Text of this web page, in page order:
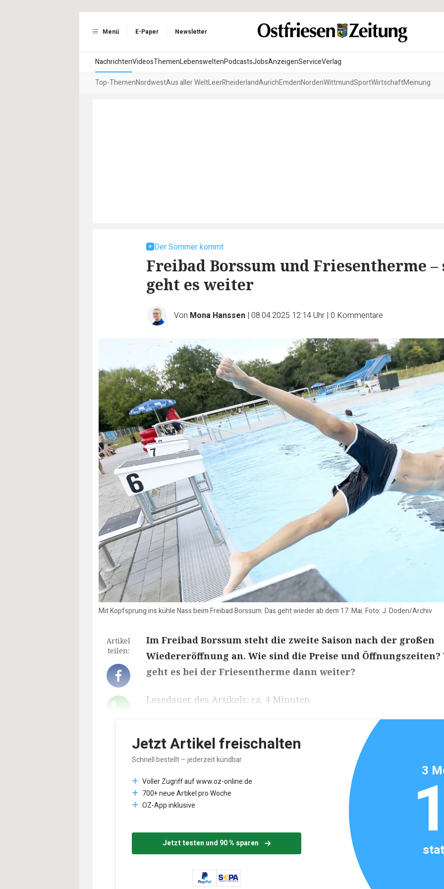
Menü E-Paper Newsletter
NachrichtenVideosThemenLebensweltenPodcastsJobsAnzeigenServiceVerlag
Top-ThemenNordwestAus aller WeltLeerRheiderlandAurichEmdenNordenWittmundSportWirtschaftMeinung
Der Sommer kommt
Freibad Borssum und Friesentherme –
geht es weiter
Von Mona Hanssen | 08.04.2025 12:14 Uhr | 0 Kommentare
Mit Kopfsprung ins kühle Nass beim Freibad Borssum: Das geht wieder ab dem 17. Mai. Foto: J. Doden/Archiv
Artikel
teilen:
Im Freibad Borssum steht die zweite Saison nach der großen
Wiedereröffnung an. Wie sind die Preise und Öffnungszeiten?
geht es bei der Friesentherme dann weiter?
Lesedauer des Artikels: ca. 4 Minuten
Jetzt Artikel freischalten
Schnell bestellt – jederzeit kündbar.
Voller Zugriff auf www.oz-online.de
700+ neue Artikel pro Woche
OZ-App inklusive
Jetzt testen und 90 % sparen
3